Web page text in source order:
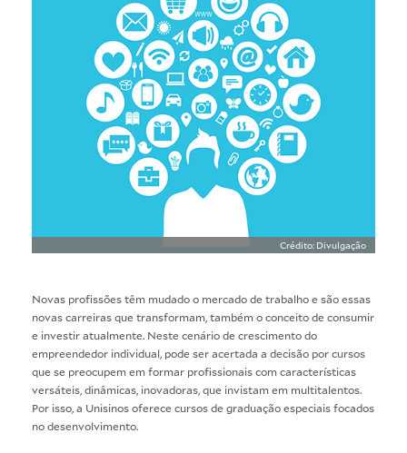
Crédito: Divulgação
Novas profissões têm mudado o mercado de trabalho e são essas
novas carreiras que transformam, também o conceito de consumir
e investir atualmente. Neste cenário de crescimento do
empreendedor individual, pode ser acertada a decisão por cursos
que se preocupem em formar profissionais com características
versáteis, dinâmicas, inovadoras, que invistam em multitalentos.
Por isso, a Unisinos oferece cursos de graduação especiais focados
no desenvolvimento.